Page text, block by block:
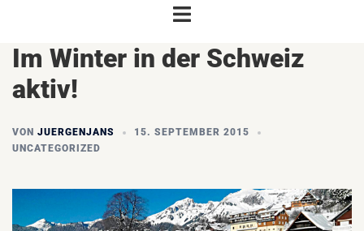
Menü
Im Winter in der Schweiz
aktiv!
VON JUERGENJANS
15. SEPTEMBER 2015
UNCATEGORIZED